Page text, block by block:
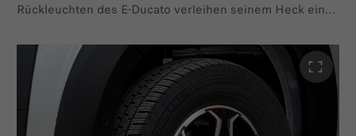
Rückleuchten des E-Ducato verleihen seinem Heck eine